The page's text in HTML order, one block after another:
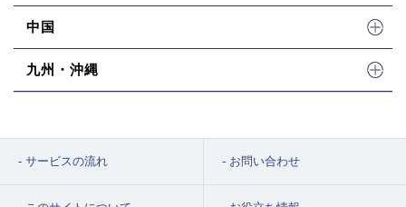
中国
九州・沖縄
サービスの流れ お問い合わせ